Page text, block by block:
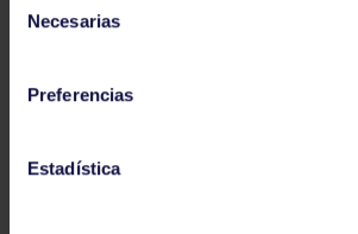
Necesarias
Preferencias
Estadística
Baloncesto